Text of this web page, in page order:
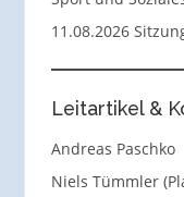
11.08.2026
Leitartikel &
Andreas Paschko
Niels Tümmler